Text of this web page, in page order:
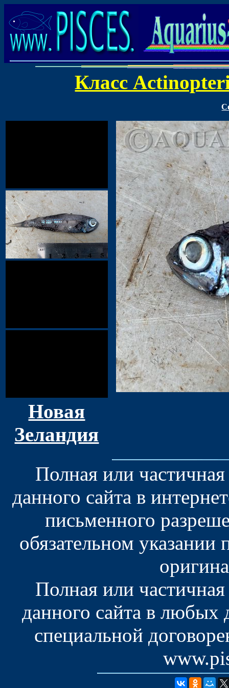
Класс
Новая
Зеландия
Полная или
данного сайта в
письменного
обязательном
Полная или
данного сайта в
специальной